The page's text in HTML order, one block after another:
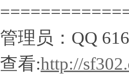
管理员：QQ
查看:http://